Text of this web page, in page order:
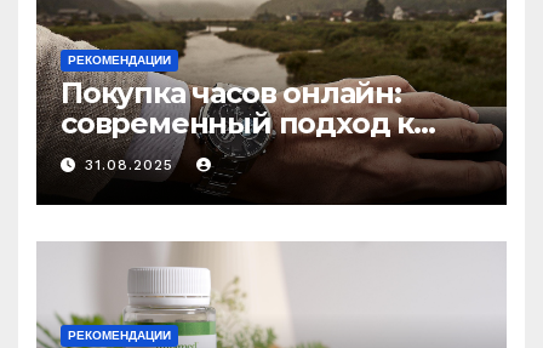
РЕКОМЕНДАЦИИ
Покупка часов онлайн:
современный подход к
выбору аксессуаров
31.08.2025
РЕКОМЕНДАЦИИ